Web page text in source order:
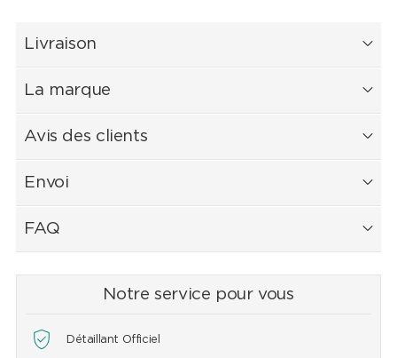
Livraison
La marque
Avis des clients
Envoi
FAQ
Notre service pour vous
Détaillant Officiel